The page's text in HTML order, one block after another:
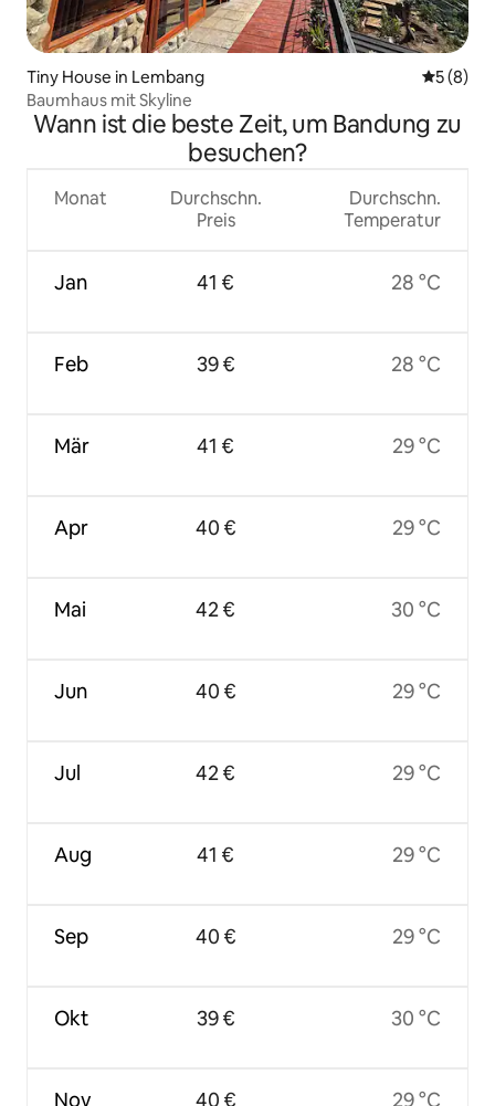
Tiny House in Lembang
5 (8)
Baumhaus mit Skyline
Wann ist die beste Zeit, um Bandung zu
besuchen?
Monat
Jan
Feb
Mär
Apr
Mai
Jun
Jul
Aug
Sep
Okt
Nov
Durchschn.
Preis
41 €
39 €
41 €
40 €
42 €
40 €
42 €
41 €
40 €
39 €
40 €
Durchschn.
Temperatur
28 °C
28 °C
29 °C
29 °C
30 °C
29 °C
29 °C
29 °C
29 °C
30 °C
29 °C